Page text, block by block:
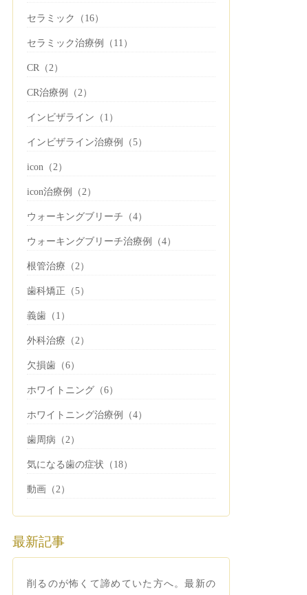
セラミック（16）
セラミック治療例（11）
CR（2）
CR治療例（2）
インビザライン（1）
インビザライン治療例（5）
icon（2）
icon治療例（2）
ウォーキングブリーチ（4）
ウォーキングブリーチ治療例（4）
根管治療（2）
歯科矯正（5）
義歯（1）
外科治療（2）
欠損歯（6）
ホワイトニング（6）
ホワイトニング治療例（4）
歯周病（2）
気になる歯の症状（18）
動画（2）
最新記事
削るのが怖くて諦めていた方へ。最新の